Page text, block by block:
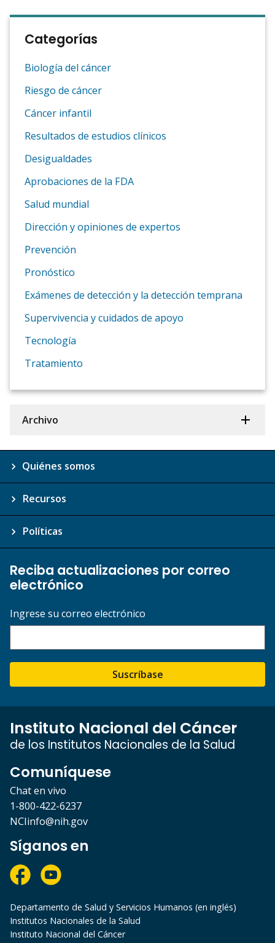
Categorías
Biología del cáncer
Riesgo de cáncer
Cáncer infantil
Resultados de estudios clínicos
Desigualdades
Aprobaciones de la FDA
Salud mundial
Dirección y opiniones de expertos
Prevención
Pronóstico
Exámenes de detección y la detección temprana
Supervivencia y cuidados de apoyo
Tecnología
Tratamiento
Archivo
Quiénes somos
Recursos
Políticas
Reciba actualizaciones por correo
electrónico
Ingrese su correo electrónico
Suscríbase
Instituto Nacional del Cáncer
de los Institutos Nacionales de la Salud
Comuníquese
Chat en vivo
1-800-422-6237
NCIinfo@nih.gov
Síganos en
Departamento de Salud y Servicios Humanos (en inglés)
Institutos Nacionales de la Salud
Instituto Nacional del Cáncer